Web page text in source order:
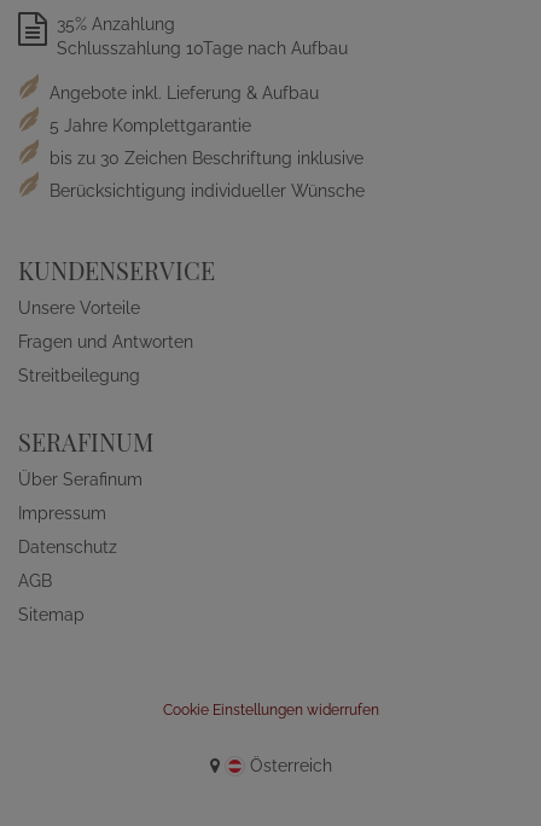
35% Anzahlung
Schlusszahlung 10Tage nach Aufbau
Angebote inkl. Lieferung & Aufbau
5 Jahre Komplettgarantie
bis zu 30 Zeichen Beschriftung inklusive
Berücksichtigung individueller Wünsche
KUNDENSERVICE
Unsere Vorteile
Fragen und Antworten
Streitbeilegung
SERAFINUM
Über Serafinum
Impressum
Datenschutz
AGB
Sitemap
Cookie Einstellungen widerrufen
Österreich